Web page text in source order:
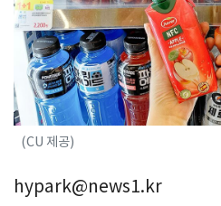
(CU 제공)
hypark@news1.kr